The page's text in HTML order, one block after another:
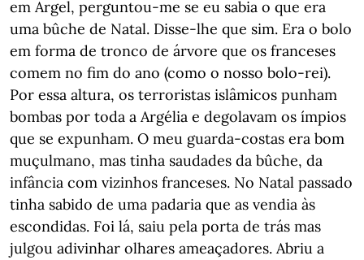
em Argel, perguntou-me se eu sabia o que era
uma bûche de Natal. Disse-lhe que sim. Era o bolo
em forma de tronco de árvore que os franceses
comem no fim do ano (como o nosso bolo-rei).
Por essa altura, os terroristas islâmicos punham
bombas por toda a Argélia e degolavam os ímpios
que se expunham. O meu guarda-costas era bom
muçulmano, mas tinha saudades da bûche, da
infância com vizinhos franceses. No Natal passado
tinha sabido de uma padaria que as vendia às
escondidas. Foi lá, saiu pela porta de trás mas
julgou adivinhar olhares ameaçadores. Abriu a